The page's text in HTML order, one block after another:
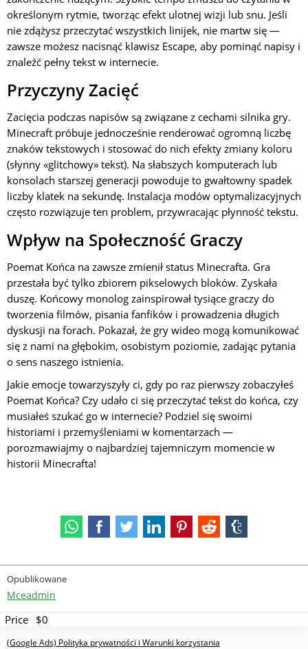
określonym rytmie, tworząc efekt ulotnej wizji lub snu. Jeśli
nie zdążysz przeczytać wszystkich linijek, nie martw się —
zawsze możesz nacisnąć klawisz Escape, aby pominąć napisy i
znaleźć pełny tekst w internecie.
Przyczyny Zacięć
Zacięcia podczas napisów są związane z cechami silnika gry.
Minecraft próbuje jednocześnie renderować ogromną liczbę
znaków tekstowych i stosować do nich efekty zmiany koloru
(słynny «glitchowy» tekst). Na słabszych komputerach lub
konsolach starszej generacji powoduje to gwałtowny spadek
liczby klatek na sekundę. Instalacja modów optymalizacyjnych
często rozwiązuje ten problem, przywracając płynność tekstu.
Wpływ na Społeczność Graczy
Poemat Końca na zawsze zmienił status Minecrafta. Gra
przestała być tylko zbiorem pikselowych bloków. Zyskała
duszę. Końcowy monolog zainspirował tysiące graczy do
tworzenia filmów, pisania fanfików i prowadzenia długich
dyskusji na forach. Pokazał, że gry wideo mogą komunikować
się z nami na głębokim, osobistym poziomie, zadając pytania
o sens naszego istnienia.
Jakie emocje towarzyszyły ci, gdy po raz pierwszy zobaczyłeś
Poemat Końca? Czy udało ci się przeczytać tekst do końca, czy
musiałeś szukać go w internecie? Podziel się swoimi
historiami i przemyśleniami w komentarzach —
porozmawiajmy o najbardziej tajemniczym momencie w
historii Minecrafta!
Opublikowane
Mceadmin
Price $0
(Google Ads) Polityka prywatności i Warunki korzystania